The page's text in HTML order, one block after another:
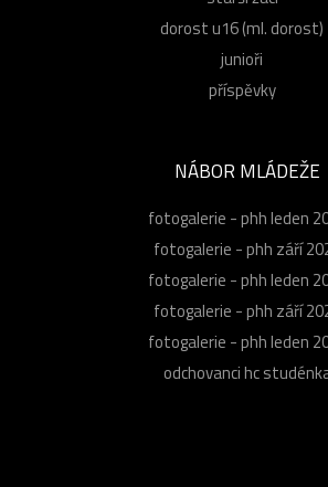
dorost u16 (ml. dorost)
junioři
příspěvky
NÁBOR MLÁDEŽE
fotogalerie - phh leden
fotogalerie - phh září
fotogalerie - phh leden
fotogalerie - phh září
fotogalerie - phh leden
odchovanci hc